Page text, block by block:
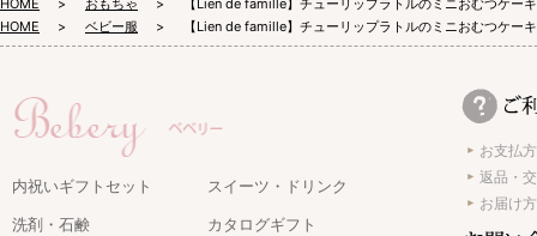
HOME
おもちゃ
【Lien de famille】チューリップラトルのミニおむつケーキ
HOME
ベビー服 【Lien de famille】チューリップラトルのミニおむつケーキ
内祝いギフトセット
スイーツ・ドリンク
洗剤・石鹸
カタログギフト
お支払
返品・
お届け